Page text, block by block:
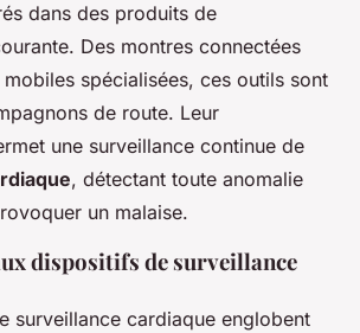
dans des produits de
Des montres connectées
spécialisées, ces outils sont
de route. Leur
une surveillance continue de
, détectant toute anomalie
un malaise.
dispositifs de surveillance
surveillance cardiaque englobent